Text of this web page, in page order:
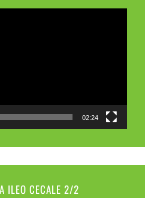
02:24
ILEO CECALE 2/2